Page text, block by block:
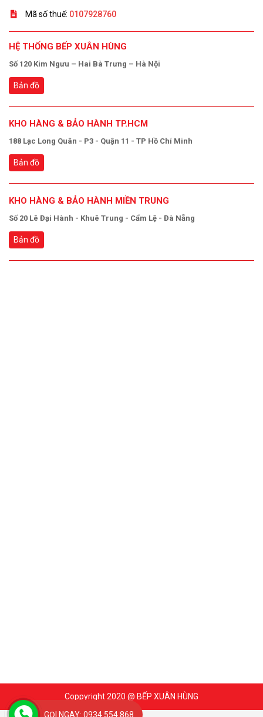
Mã số thuế: 0107928760
HỆ THỐNG BẾP XUÂN HÙNG
Số 120 Kim Ngưu – Hai Bà Trưng – Hà Nội
Bản đồ
KHO HÀNG & BẢO HÀNH TP.HCM
188 Lạc Long Quân - P3 - Quận 11 - TP Hồ Chí Minh
Bản đồ
KHO HÀNG & BẢO HÀNH MIỀN TRUNG
Số 20 Lê Đại Hành - Khuê Trung - Cẩm Lệ - Đà Nẵng
Bản đồ
Coppyright 2020 @ BẾP XUÂN HÙNG
GỌI NGAY: 0934 554 868